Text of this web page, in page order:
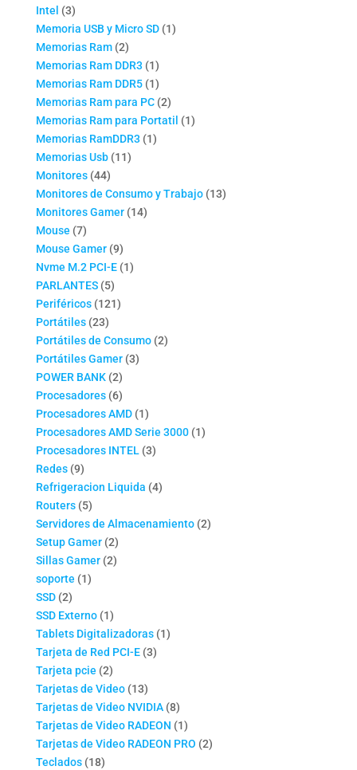
Intel 33
productos
Memoria USB y Micro SD 11
Memorias Ram 22
productos
Memorias Ram DDR3 11
producto
Memorias Ram DDR5 11
producto
Memorias Ram para PC 22
productos
Memorias Ram para Portatil 11
Memorias RamDDR3 11
Memorias Usb 1111
Monitores 4444
productos
Monitores de Consumo y Trabajo 1313
Monitores Gamer 1414
Mouse 77
productos
Mouse Gamer 99
productos
Nvme M.2 PCI-E 11
PARLANTES 55
productos
Periféricos 121121
Portátiles 2323
productos
Portátiles de Consumo 22
Portátiles Gamer 33
POWER BANK 22
productos
Procesadores 66
productos
Procesadores AMD 11
producto
Procesadores AMD Serie 3000 11
Procesadores INTEL 33
Redes 99
productos
Refrigeracion Liquida 44
Routers 55
productos
Servidores de Almacenamiento 22
Setup Gamer 22
productos
Sillas Gamer 22
soporte 11
SSD 22
productos
SSD Externo 11
producto
Tablets Digitalizadoras 11
Tarjeta de Red PCI-E 33
Tarjeta pcie 22
productos
Tarjetas de Video 1313
productos
Tarjetas de Video NVIDIA 88
productos
Tarjetas de Video RADEON 11
producto
Tarjetas de Video RADEON PRO 22
Teclados 1818